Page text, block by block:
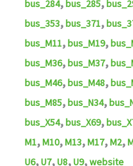
bus_284 bus_285
bus_353,bus_371,
bus_M11,bus_M19,
bus_M36,bus_M37,
bus_M46,bus_M48,
bus_M85,bus_N34,
bus_X54,bus_X69,
M1,M10,M13,M17,M2,
U6,U7,U8,U9,website